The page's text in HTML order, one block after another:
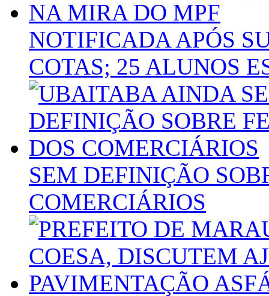
NOTIFICADA APÓS
COTAS; 25 ALUNOS
SEM DEFINIÇÃO
COMERCIÁRIOS